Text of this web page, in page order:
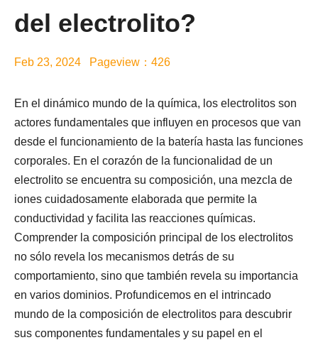
del electrolito?
Feb 23, 2024 Pageview：426
En el dinámico mundo de la química, los electrolitos son
actores fundamentales que influyen en procesos que van
desde el funcionamiento de la batería hasta las funciones
corporales. En el corazón de la funcionalidad de un
electrolito se encuentra su composición, una mezcla de
iones cuidadosamente elaborada que permite la
conductividad y facilita las reacciones químicas.
Comprender la composición principal de los electrolitos
no sólo revela los mecanismos detrás de su
comportamiento, sino que también revela su importancia
en varios dominios. Profundicemos en el intrincado
mundo de la composición de electrolitos para descubrir
sus componentes fundamentales y su papel en el